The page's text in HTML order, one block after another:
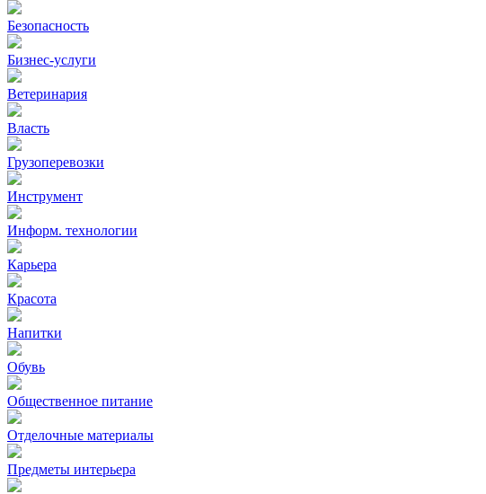
Безопасность
Бизнес-услуги
Ветеринария
Власть
Грузоперевозки
Инструмент
Информ. технологии
Карьера
Красота
Напитки
Обувь
Общественное питание
Отделочные материалы
Предметы интерьера